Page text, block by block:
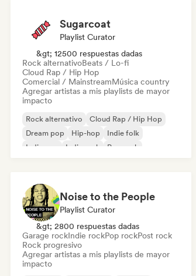
Sugarcoat
Playlist Curator
&gt; 12500 respuestas dadas
Rock alternativoBeats / Lo-fi
Cloud Rap / Hip Hop
Comercial / MainstreamMúsica country
Agregar artistas a mis playlists de mayor
impacto
Rock alternativo
Cloud Rap / Hip Hop
Dream pop
Hip-hop
Indie folk
Indie pop
Indie rock Pop rock
Noise to the People
Playlist Curator
&gt; 2800 respuestas dadas
Garage rockIndie rockPop rockPost rock
Rock progresivo
Agregar artistas a mis playlists de mayor
impacto